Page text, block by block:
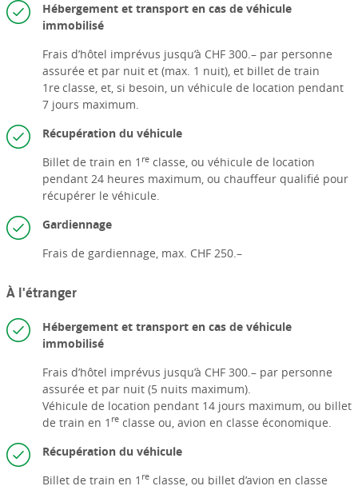
Hébergement et transport en cas de véhicule
immobilisé
Frais d’hôtel imprévus jusqu’à CHF 300.– par personne
assurée et par nuit et (max. 1 nuit), et billet de train
1re classe, et, si besoin, un véhicule de location pendant
7 jours maximum.
Récupération du véhicule
Billet de train en 1 reclasse, ou véhicule de location
pendant 24 heures maximum, ou chauffeur qualifié pour
récupérer le véhicule.
Gardiennage
Frais de gardiennage, max. CHF 250.–
À l'étranger
Hébergement et transport en cas de véhicule
immobilisé
Frais d’hôtel imprévus jusqu’à CHF 300.– par personne
assurée et par nuit (5 nuits maximum).
Véhicule de location pendant 14 jours maximum, ou billet
de train en 1 reclasse ou, avion en classe économique.
Récupération du véhicule
Billet de train en 1 reclasse, ou billet d’avion en classe